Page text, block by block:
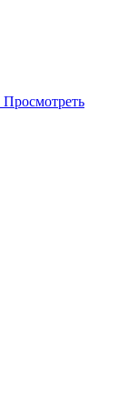
Просмотреть